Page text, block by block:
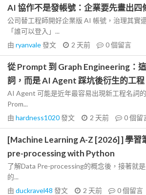
AI 協作不是發帳號：企業要先畫出四
公司替工程師開好企業版 AI 帳號，治理其實
「誰可以登入」...
由 ryanvale發文 2 天前 0個留言
從 Prompt 到 Graph Engineering：
詞，而是 AI Agent 踩坑後衍生的工程
AI Agent 可能是近年最容易出現新工程名詞
Prom...
由 hardness1020發文 2 天前 0個留
[Machine Learning A-Z [2026] ] 學習
pre-processing with Python
了解Data Pre-processing的概念後，接著就
的...
由 duckravel48 發文 2 天前 0個留言